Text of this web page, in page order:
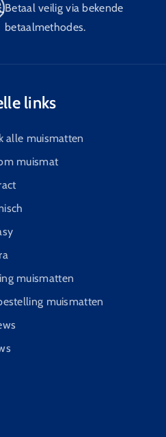
Betaal veilig via bekende
betaalmethodes.
links
alle muismatten
muismat
muismatten
muismatten